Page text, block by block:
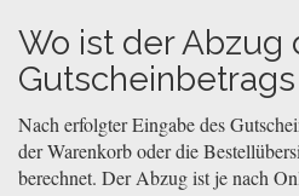
Wo ist der Abzug
Nach erfolgter Eingabe des
der Warenkorb oder die
berechnet. Der Abzug ist je nach